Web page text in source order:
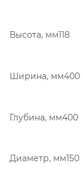
Высота, мм118
Ширина, мм400
Глубина, мм400
Диаметр, мм150